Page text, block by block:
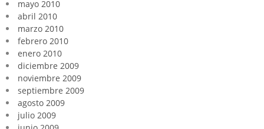
mayo 2010
abril 2010
marzo 2010
febrero 2010
enero 2010
diciembre 2009
noviembre 2009
septiembre 2009
agosto 2009
julio 2009